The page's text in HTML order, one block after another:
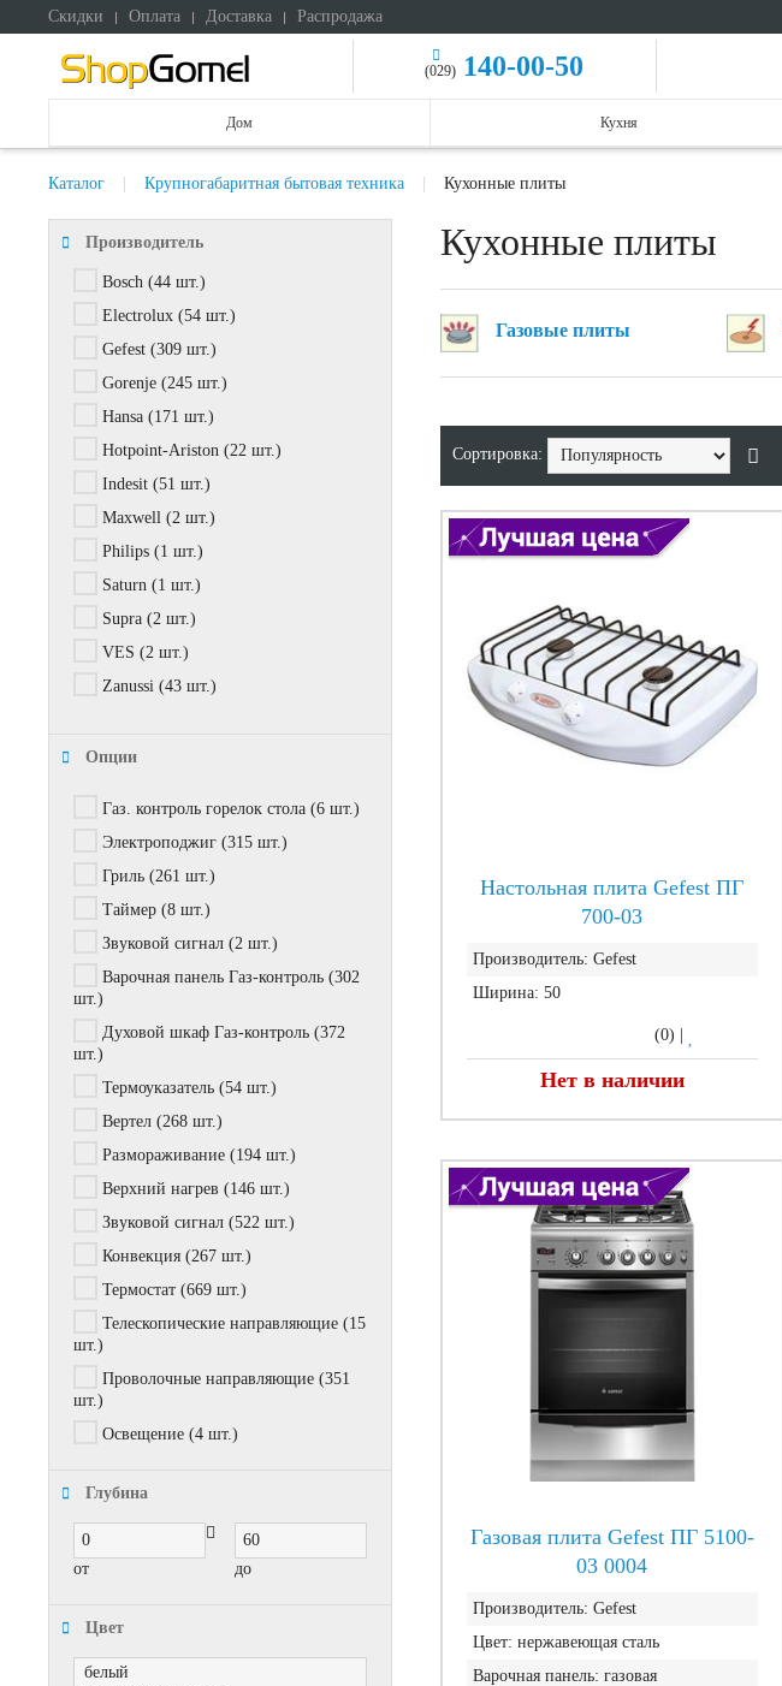
Скидки Оплата Доставка Распродажа
(029) 140-00-50
Дом Кухня
Каталог Крупногабаритная бытовая техника Кухонные плиты
Кухонные плиты
Газовые плиты
Сортировка:
Настольная плита Gefest ПГ
700-03
Производитель: Gefest
Ширина: 50
(0)
Нет в наличии
Газовая плита Gefest ПГ 5100-
03 0004
Производитель: Gefest
Цвет: нержавеющая сталь
Варочная панель: газовая
Производитель
Bosch (44 шт.)
Electrolux (54 шт.)
Gefest (309 шт.)
Gorenje (245 шт.)
Hansa (171 шт.)
Hotpoint-Ariston (22 шт.)
Indesit (51 шт.)
Maxwell (2 шт.)
Philips (1 шт.)
Saturn (1 шт.)
Supra (2 шт.)
VES (2 шт.)
Zanussi (43 шт.)
Опции
Газ. контроль горелок стола (6 шт.)
Электроподжиг (315 шт.)
Гриль (261 шт.)
Таймер (8 шт.)
Звуковой сигнал (2 шт.)
Варочная панель Газ-контроль (302
шт.)
Духовой шкаф Газ-контроль (372
шт.)
Термоуказатель (54 шт.)
Вертел (268 шт.)
Размораживание (194 шт.)
Верхний нагрев (146 шт.)
Звуковой сигнал (522 шт.)
Конвекция (267 шт.)
Термостат (669 шт.)
Телескопические направляющие (15
шт.)
Проволочные направляющие (351
шт.)
Освещение (4 шт.)
Глубина
от до
Цвет